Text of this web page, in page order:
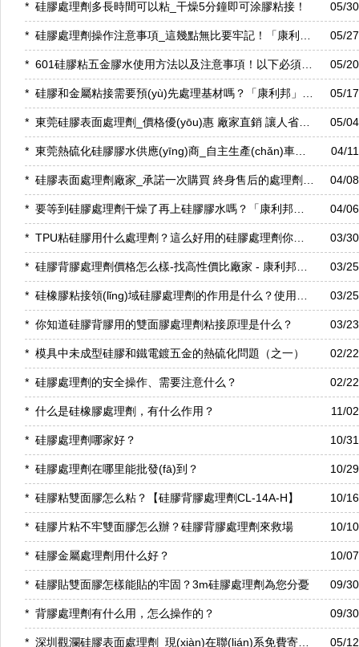
* 硅膠處理劑多長時間可以粘_干燥5分鐘即可涂膠粘接！ 05/30
* 05/27
* 05/20
* 05/17
* 05/04
* 04/11
* 04/08
* 04/06
* 03/30
* 03/25
* 03/25
* 你知道硅膠背膠用的雙面膠處理劑粘接原理是什么？ 03/23
* 模具中未成型硅膠和鐵電鍍五金的熱硫化問題（之一） 02/22
* 硅膠處理劑的安全操作、需要注意什么？ 02/22
* 什么是硅橡膠處理劑，有什么作用？ 11/02
* 硅膠處理劑哪家好？ 10/31
* 硅膠處理劑在哪里能批發(fā)到？ 10/29
* 硅膠粘雙面膠怎么粘？【硅膠背膠處理劑CL-14A-H】 10/16
* 硅膠片粘不牢雙面膠怎么辦？硅膠背膠處理劑來救場 10/10
* 硅膠金屬處理劑用什么好？ 10/07
* 硅膠貼雙面膠怎樣能貼的牢固？3m硅膠處理劑為您分憂 09/30
* 背膠處理劑有什么用，怎么操作的？ 09/30
* 05/12